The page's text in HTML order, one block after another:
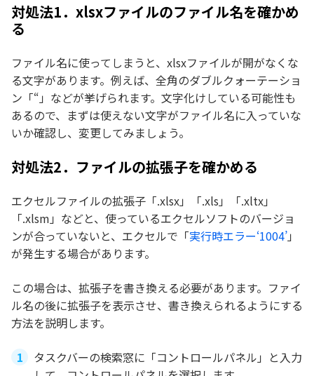
対処法1．xlsxファイルのファイル名を確かめ
る
ファイル名に使ってしまうと、xlsxファイルが開がなくな
る文字があります。例えば、全角のダブルクォーテーショ
ン「“」などが挙げられます。文字化けしている可能性も
あるので、まずは使えない文字がファイル名に入っていな
いか確認し、変更してみましょう。
対処法2．ファイルの拡張子を確かめる
エクセルファイルの拡張子「.xlsx」「.xls」「.xltx」
「.xlsm」などと、使っているエクセルソフトのバージョ
ンが合っていないと、エクセルで「実行時エラー‘1004’」
が発生する場合があります。
この場合は、拡張子を書き換える必要があります。ファイ
ル名の後に拡張子を表示させ、書き換えられるようにする
方法を説明します。
タスクバーの検索窓に「コントロールパネル」と入力